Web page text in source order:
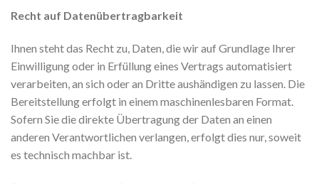
Recht auf Datenübertragbarkeit
Ihnen steht das Recht zu, Daten, die wir auf Grundlage Ihrer
Einwilligung oder in Erfüllung eines Vertrags automatisiert
verarbeiten, an sich oder an Dritte aushändigen zu lassen. Die
Bereitstellung erfolgt in einem maschinenlesbaren Format.
Sofern Sie die direkte Übertragung der Daten an einen
anderen Verantwortlichen verlangen, erfolgt dies nur, soweit
es technisch machbar ist.